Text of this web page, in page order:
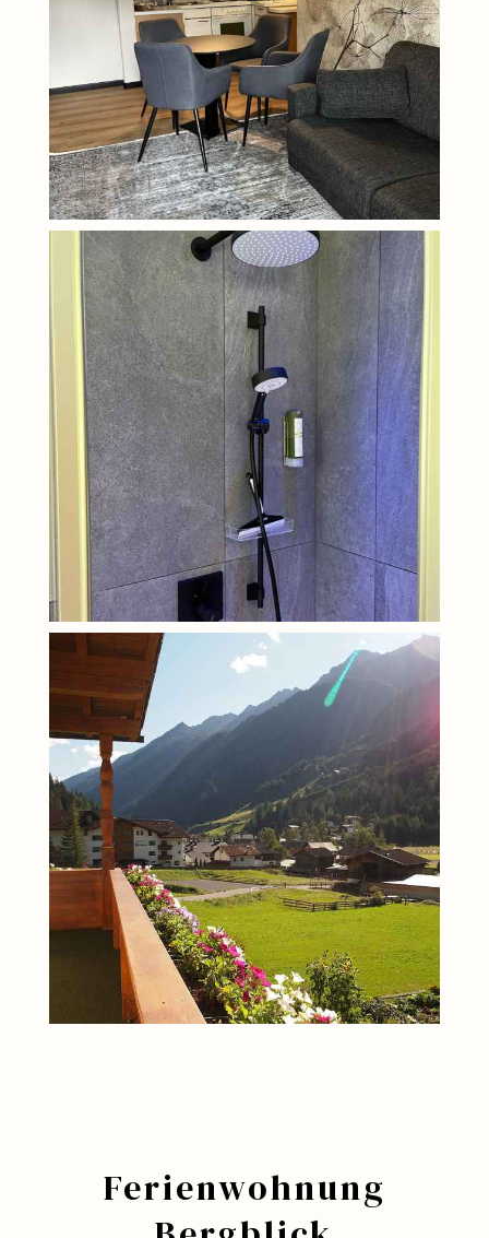
Ferienwohnung